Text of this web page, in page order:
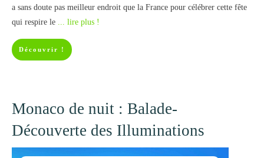
a sans doute pas meilleur endroit que la France pour célébrer cette fête
qui respire le ... lire plus !
Découvrir !
Monaco de nuit : Balade-
Découverte des Illuminations